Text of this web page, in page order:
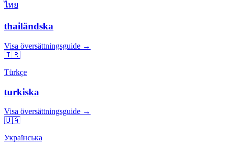
ไทย
thailändska
Visa översättningsguide →
🇹🇷
Türkçe
turkiska
Visa översättningsguide →
🇺🇦
Українська